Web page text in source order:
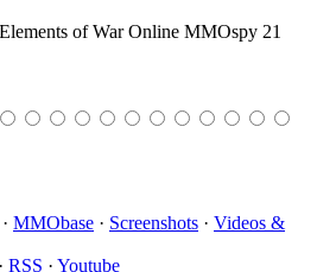
Elements of War Online MMOspy 21
· MMObase · Screenshots · Videos &
RSS · Youtube